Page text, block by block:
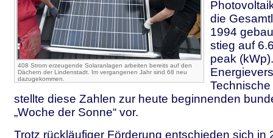
408 Strom erzeugende Solaranlagen arbeiten bereits auf den
Dächern der Lindenstadt. Im vergangenen Jahr sind 68 neu
dazugekommen.
die
1994
stieg auf
peak
stellte diese Zahlen zur heute beginnenden
„Woche der Sonne“ vor.
Trotz rückläufiger Förderung entschieden sich in